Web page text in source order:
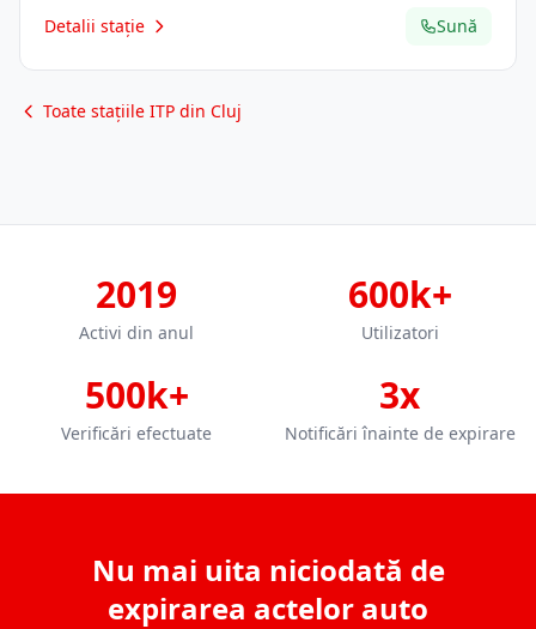
Detalii stație Sună
Toate stațiile ITP din Cluj
2019
Activi din anul
600k+
Utilizatori
500k+
Verificări efectuate
3x
Notificări înainte de expirare
Nu mai uita niciodată de
expirarea actelor auto